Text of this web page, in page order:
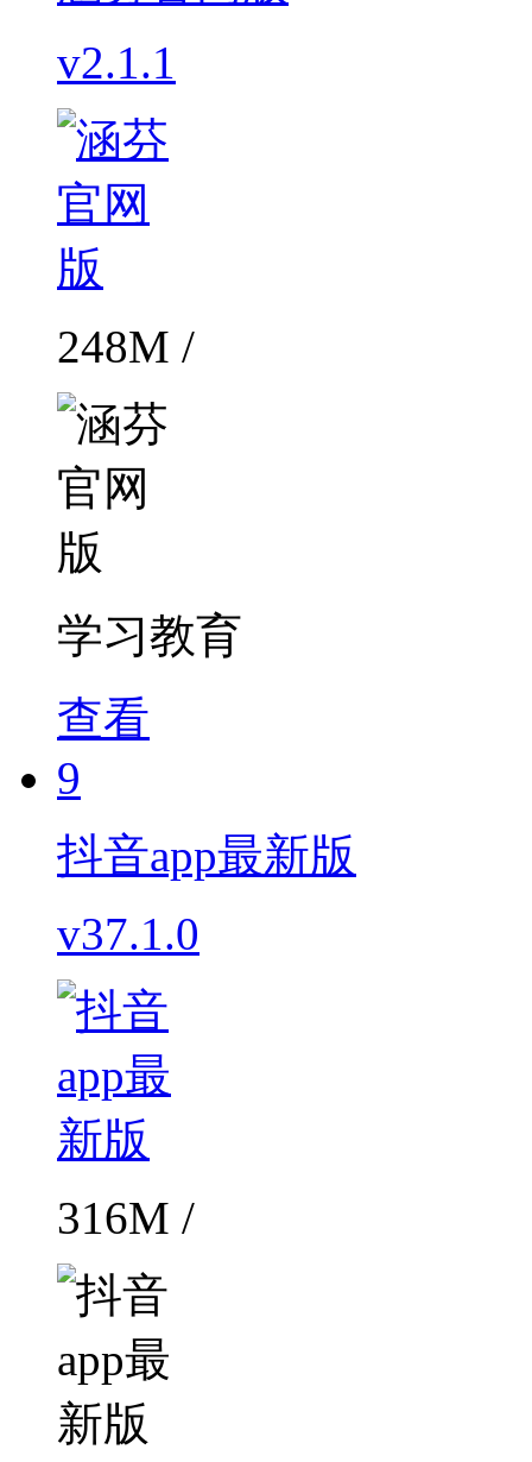
v2.1.1
248M /
学习教育
查看
9
抖音app最新版
v37.1.0
316M /